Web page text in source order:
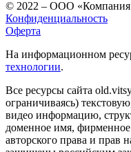
© 2022 – ООО
Конфиденциальность
Оферта
На информационном
технологии.
Все ресурсы сайта
ограничиваясь)
видео информацию,
доменное имя,
авторского права и прав